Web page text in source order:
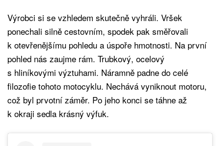
Výrobci si se vzhledem skutečně vyhráli. Vršek
ponechali silně cestovním, spodek pak směřovali
k otevřenějšímu pohledu a úspoře hmotnosti. Na první
pohled nás zaujme rám. Trubkový, ocelový
s hliníkovými výztuhami. Náramně padne do celé
filozofie tohoto motocyklu. Nechává vyniknout motoru,
což byl prvotní záměr. Po jeho konci se táhne až
k okraji sedla krásný výfuk.